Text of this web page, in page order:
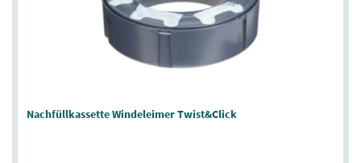
Nachfüllkassette Windeleimer Twist&Click